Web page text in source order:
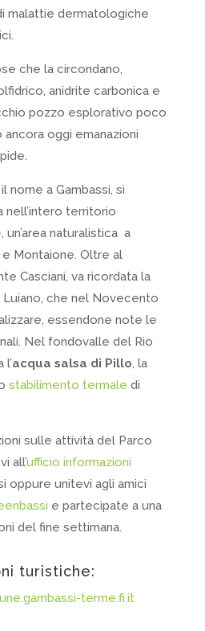
malattie dermatologiche
che la circondano,
anidrite carbonica e
pozzo esplorativo poco
oggi emanazioni
nome a Gambassi, si
nell’intero territorio
, un’area naturalistica a
Montaione. Oltre al
Casciani, va ricordata la
che nel Novecento
essendone note le
Nel fondovalle del Rio
acqua salsa di Pillo, la
stabilimento termale di
sulle attività del Parco
all’ufficio informazioni
oppure unitevi agli amici
e partecipate a una
del fine settimana.
turistiche:
terme.fi.it